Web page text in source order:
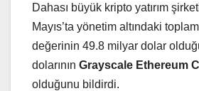
Dahası büyük kripto yatırım
Mayıs’ta yönetim altındaki toplam
değerinin 49.8 milyar dolar
dolarının Grayscale Ethereum
olduğunu bildirdi.